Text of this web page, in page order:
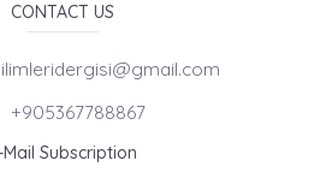
CONTACT US
+905367788867
Mail Subscription